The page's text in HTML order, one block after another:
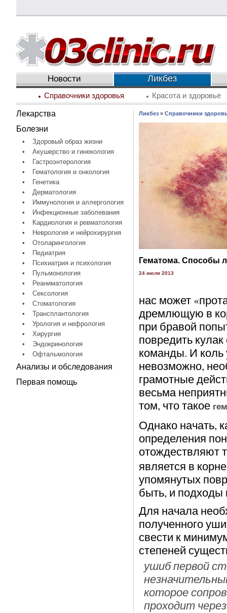
Новости Ликбез
Справочники здоровья Красота и здоровье
Лекарства
Болезни
•
Здоровый образ жизни
•
Акушерство и гинекология
•
Гастроэнтерология
•
Гематология и онкология
•
Генетика
•
Дерматология
•
Иммунология и аллергология
•
Инфекционные заболевания
•
Кардиология и ревматология
•
Неврология и нейрохирургия
•
Отоларингология
•
Педиатрия
•
Психиатрия и психология
•
Пульмонология
•
Реаниматология
•
Сексология
•
Стоматология
•
Трансплантология
•
Урология и нефрология
•
Хирургия
•
Эндокринология
•
Офтальмология
Анализы и обследования
Первая помощь
Ликбез» Справочники
Гематома. Способы
24 июля 2013
нас может
дремлющую в
при бравой
повредить
команды. И коль
невозможно,
грамотные
весьма
том, что такое
Однако начать,
определения
отождествляют
является в
упомянутых
быть, и подходы
Для начала
полученного
свести к
степеней
ушиб первой
которое
проходит